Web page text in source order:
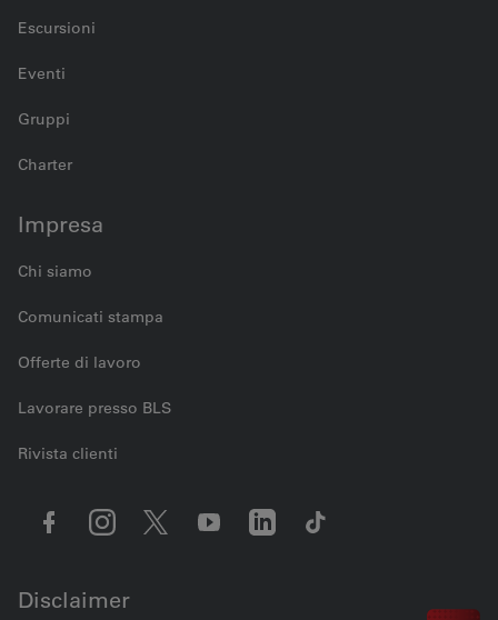
Escursioni
Eventi
Gruppi
Charter
Impresa
Chi siamo
Comunicati stampa
Offerte di lavoro
Lavorare presso BLS
Rivista clienti
Disclaimer